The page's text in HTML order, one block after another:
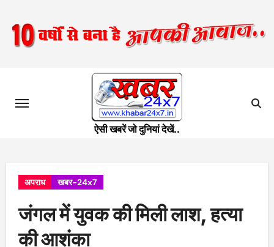
content
ऐसी खबरें जो दुनियां देखें..
अपराध खबर-24x7
जंगल में युवक की मिली लाश, हत्या
की आशंका